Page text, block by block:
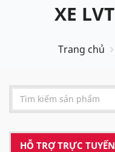
XE
Trang chủ
HỖ TRỢ TRỰC TUYẾN